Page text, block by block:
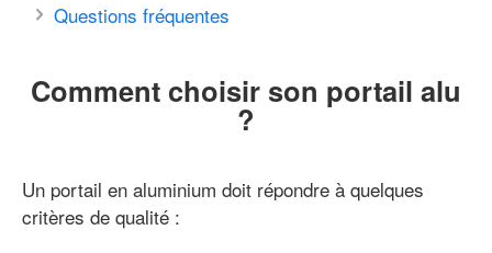
Questions fréquentes
Comment choisir son portail alu
?
Un portail en aluminium doit répondre à quelques
critères de qualité :